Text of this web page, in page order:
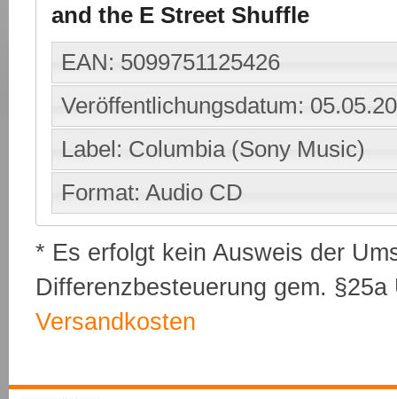
and the E Street Shuffle
EAN: 5099751125426
Veröffentlichungsdatum:
Label: Columbia (Sony Music)
Format: Audio CD
* Es erfolgt kein Ausweis der
Differenzbesteuerung gem.
Versandkosten